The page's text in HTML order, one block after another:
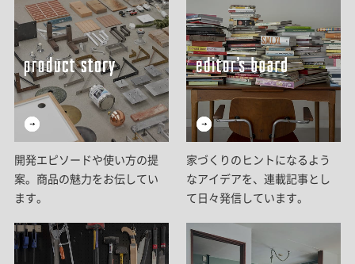
開発エピソードや使い方の提
案。商品の魅力をお伝してい
ます。
家づくりのヒントになるよう
なアイデアを、連載記事とし
て日々発信しています。